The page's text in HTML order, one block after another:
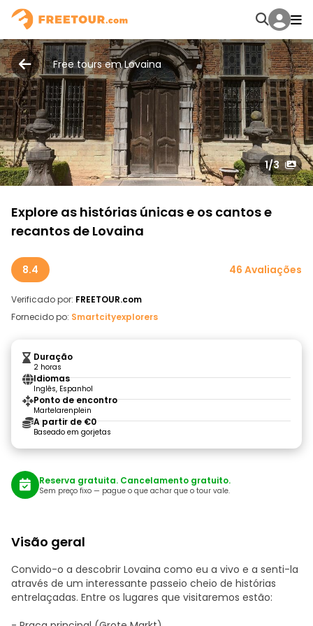
Free tours em Lovaina
1/3
Explore as histórias únicas e os cantos e
recantos de Lovaina
8.4 46 Avaliações
Verificado por: FREETOUR.com
Fornecido po: Smartcityexplorers
Duração
2 horas
Idiomas
Inglês, Espanhol
Ponto de encontro
Martelarenplein
A partir de €0
Baseado em gorjetas
Reserva gratuita. Cancelamento gratuito.
Sem preço fixo — pague o que achar que o tour vale.
Visão geral
Convido-o a descobrir Lovaina como eu a vivo e a senti-la
através de um interessante passeio cheio de histórias
entrelaçadas. Entre os lugares que visitaremos estão: